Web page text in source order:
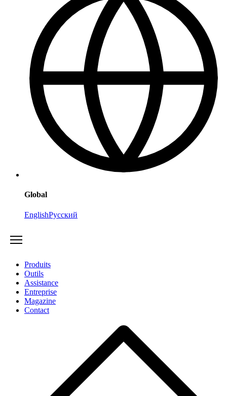
Global
EnglishРусский
Produits
Outils
Assistance
Entreprise
Magazine
Contact